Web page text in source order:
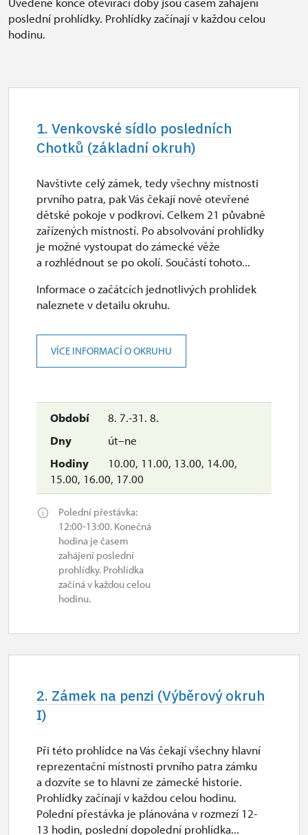
poslední prohlídky. Prohlídky začínají v každou celou
hodinu.
1. Venkovské sídlo posledních
Chotků (základní okruh)
8. 7.-31. 8.
út–ne
10.00, 11.00, 13.00, 14.00,
15.00, 16.00, 17.00
Polední přestávka:
12:00-13:00. Konečná
hodina je časem
zahájení poslední
prohlídky. Prohlídka
začíná v každou celou
hodinu.
Navštivte celý zámek, tedy všechny místnosti
prvního patra, pak Vás čekají nově otevřené
dětské pokoje v podkroví. Celkem 21 půvabně
zařízených místností. Po absolvování prohlídky
je možné vystoupat do zámecké věže
a rozhlédnout se po okolí. Součástí tohoto...
Informace o začátcích jednotlivých prohlídek
naleznete v detailu okruhu.
VÍCE INFORMACÍ O OKRUHU
2. Zámek na penzi (Výběrový okruh
I)
Při této prohlídce na Vás čekají všechny hlavní
reprezentační místnosti prvního patra zámku
a dozvíte se to hlavní ze zámecké historie.
Prohlídky začínají v každou celou hodinu.
Polední přestávka je plánována v rozmezí 12-
13 hodin, poslední dopolední prohlídka...